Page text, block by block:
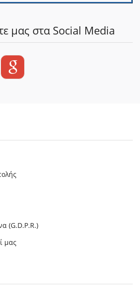
μας στα Social Media
(G.D.P.R.)
μας